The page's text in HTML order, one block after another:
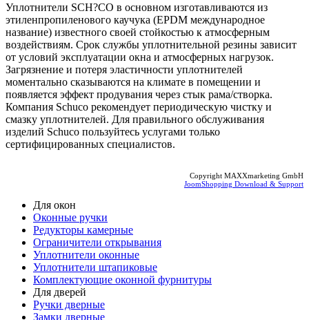
Уплотнители SCH?CO в основном изготавливаются из
этиленпропиленового каучука (EPDM международное
название) известного своей стойкостью к атмосферным
воздействиям. Срок службы уплотнительной резины зависит
от условий эксплуатации окна и атмосферных нагрузок.
Загрязнение и потеря эластичности уплотнителей
моментально сказываются на климате в помещении и
появляется эффект продувания через стык рама/створка.
Компания Schuco рекомендует периодическую чистку и
смазку уплотнителей. Для правильного обслуживания
изделий Schuco пользуйтесь услугами только
сертифицированных специалистов.
Copyright MAXXmarketing GmbH
JoomShopping Download & Support
Для окон
Оконные ручки
Редукторы камерные
Ограничители открывания
Уплотнители оконные
Уплотнители штапиковые
Комплектующие оконной фурнитуры
Для дверей
Ручки дверные
Замки дверные